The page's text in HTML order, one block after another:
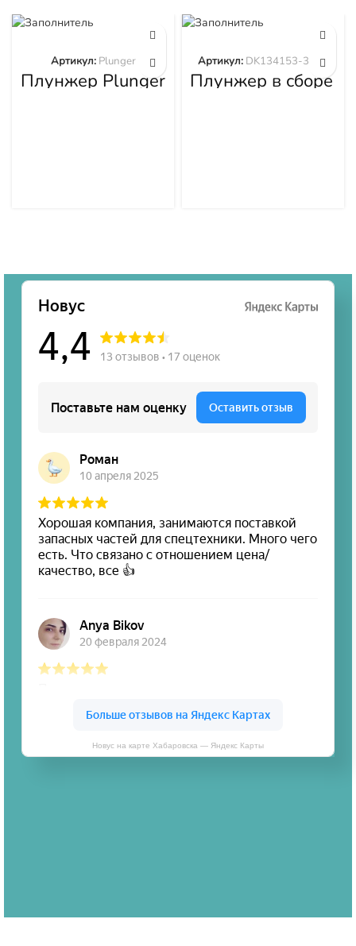
Плунжер Plunger
Артикул: Plunger
Плунжер в сборе
DK134153-3520
Артикул: DK134153-3520
Новус на карте Хабаровска — Яндекс Карты